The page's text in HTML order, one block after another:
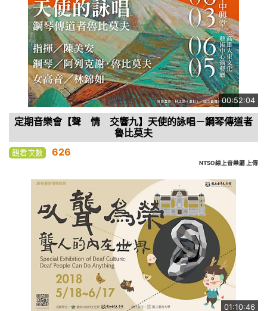
00:52:04
定期音樂會【聲 情 交響九】天使的詠唱－鋼琴傳道者
魯比莫夫
觀看次數 626
NTSO線上音樂廳 上傳
01:10:46